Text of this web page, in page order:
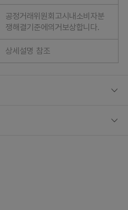
공정거래위원회고시내소비자분
쟁해결기준에의거보상합니다.
상세설명 참조